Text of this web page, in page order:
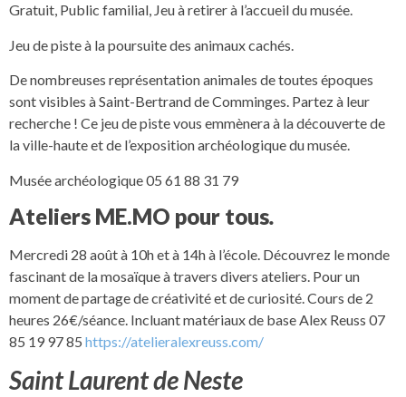
Gratuit, Public familial, Jeu à retirer à l’accueil du musée.
Jeu de piste à la poursuite des animaux cachés.
De nombreuses représentation animales de toutes époques
sont visibles à Saint-Bertrand de Comminges. Partez à leur
recherche ! Ce jeu de piste vous emmènera à la découverte de
la ville-haute et de l’exposition archéologique du musée.
Musée archéologique 05 61 88 31 79
Ateliers ME.MO pour tous.
Mercredi 28 août à 10h et à 14h à l’école. Découvrez le monde
fascinant de la mosaïque à travers divers ateliers. Pour un
moment de partage de créativité et de curiosité. Cours de 2
heures 26€/séance. Incluant matériaux de base Alex Reuss 07
85 19 97 85 https://atelieralexreuss.com/
Saint Laurent de Neste